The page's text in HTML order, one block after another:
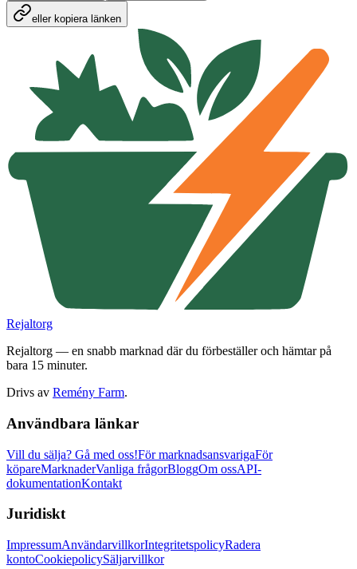
eller kopiera länken
Rejaltorg
Rejaltorg — en snabb marknad där du förbeställer och hämtar på
bara 15 minuter.
Drivs av Remény Farm.
Användbara länkar
Vill du sälja? Gå med oss!För marknadsansvarigaFör
köpareMarknaderVanliga frågorBloggOm ossAPI-
dokumentationKontakt
Juridiskt
ImpressumAnvändarvillkorIntegritetspolicyRadera
kontoCookiepolicySäljarvillkor